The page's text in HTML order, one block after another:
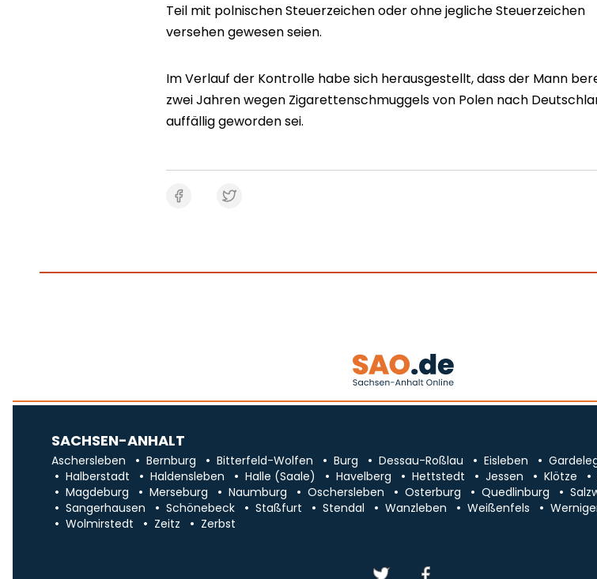
Teil mit polnischen Steuerzeichen oder ohne jegliche Steuerzeichen
versehen gewesen seien.
Im Verlauf der Kontrolle habe sich herausgestellt, dass der Mann
zwei Jahren wegen Zigarettenschmuggels von Polen nach
auffällig geworden sei.
SACHSEN-ANHALT
Aschersleben Bernburg Bitterfeld-Wolfen Burg Dessau-Roßlau Eisleben
Halberstadt
Haldensleben Halle (Saale) Havelberg Hettstedt Jessen Klötze
Magdeburg
Merseburg Naumburg Oschersleben Osterburg Quedlinburg
Sangerhausen
Schönebeck Staßfurt Stendal Wanzleben Weißenfels
Wolmirstedt
Zeitz Zerbst